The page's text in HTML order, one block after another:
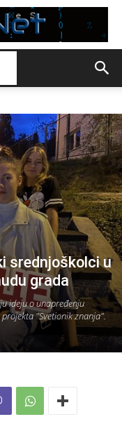
srednjoškolci u
grada
ideju o unapređenju
"Svetionik znanja".